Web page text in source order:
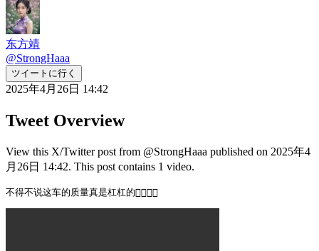
东方靖
@StrongHaaa
ツイートに行く
2025年4月26日 14:42
Tweet Overview
View this X/Twitter post from @StrongHaaa published on 2025年4
月26日 14:42. This post contains 1 video.
不得不说这车的质量真是杠杠的👍🏻👍🏻